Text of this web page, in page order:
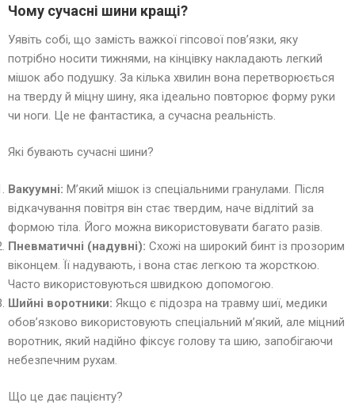
Чому сучасні шини кращі?
Уявіть собі, що замість важкої гіпсової пов’язки, яку
потрібно носити тижнями, на кінцівку накладають легкий
мішок або подушку. За кілька хвилин вона перетворюється
на тверду й міцну шину, яка ідеально повторює форму руки
чи ноги. Це не фантастика, а сучасна реальність.
Які бувають сучасні шини?
Вакуумні: М’який мішок із спеціальними гранулами. Після
відкачування повітря він стає твердим, наче відлітий за
формою тіла. Його можна використовувати багато разів.
Пневматичні (надувні): Схожі на широкий бинт із прозорим
віконцем. Її надувають, і вона стає легкою та жорсткою.
Часто використовуються швидкою допомогою.
Шийні воротники: Якщо є підозра на травму шиї, медики
обов’язково використовують спеціальний м’який, але міцний
воротник, який надійно фіксує голову та шию, запобігаючи
небезпечним рухам.
Що це дає пацієнту?